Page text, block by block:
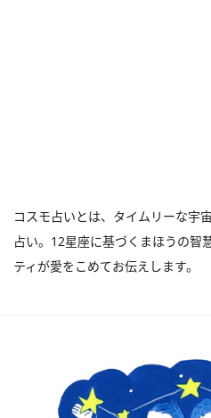
コスモ占いとは、タイムリーな宇
占い。12星座に基づくまほうの
ティが愛をこめてお伝えします。